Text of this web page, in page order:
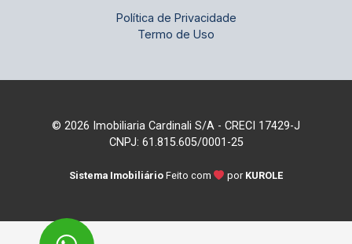
Política de Privacidade
Termo de Uso
© 2026 Imobiliaria Cardinali S/A - CRECI 17429-J
CNPJ: 61.815.605/0001-25
Sistema Imobiliário Feito com por KUROLE